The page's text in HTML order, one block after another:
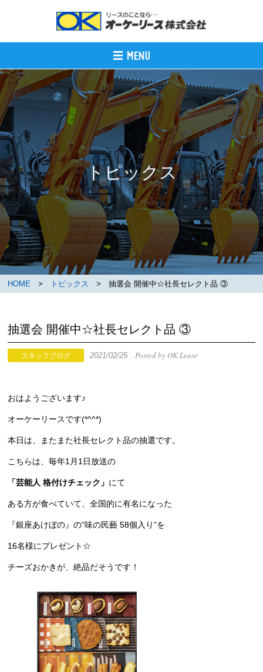
トピックス
HOME > トピックス > 抽選会 開催中☆社長セレクト品 ③
抽選会 開催中☆社長セレクト品 ③
スタッフブログ 2021/02/25Posted by OK Lease
おはようございます♪
オーケーリースです(*^^*)
本日は、またまた社長セレクト品の抽選です。
こちらは、毎年1月1日放送の
「芸能人 格付けチェック」 にて
ある方が食べていて、全国的に有名になった
『銀座あけぼの』の“味の民藝 58個入り”を
16名様にプレゼント☆
チーズおかきが、絶品だそうです！